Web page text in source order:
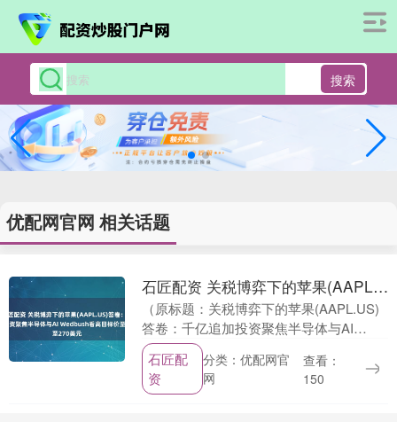
搜索
优配网官网 相关话题
石匠配资 关税博弈下的苹果(AAPL.US)答卷：千亿追加投资聚焦半导体与AI Wedbush看高目标价至270美元
（原标题：关税博弈下的苹果(AAPL.US)
答卷：千亿追加投资聚焦半导体与AI
Wedbush看高目标价至270美元） 智通财
经APP获悉，苹果(AAPL.US....
石匠配
资
分类：优配网官
网
查看：
150